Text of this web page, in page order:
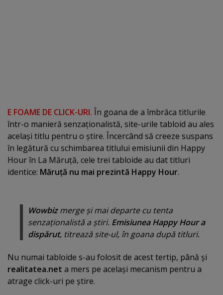
E FOAME DE CLICK-URI. În goana de a îmbrăca titlurile
într-o manieră senzaţionalistă, site-urile tabloid au ales
acelaşi titlu pentru o ştire. Încercând să creeze suspans
în legătură cu schimbarea titlului emisiunii din Happy
Hour în La Măruţă, cele trei tabloide au dat titluri
identice: Măruţă nu mai prezintă Happy Hour.
Wowbizmerge şi mai departe cu tenta
senzaţionalistă a ştiri. Emisiunea Happy Hour a
dispărut, titrează site-ul, în goana după titluri.
Nu numai tabloide s-au folosit de acest tertip, până şi
realitatea.net a mers pe acelaşi mecanism pentru a
atrage click-uri pe ştire.